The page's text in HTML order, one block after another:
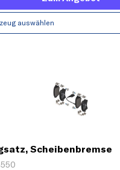
auswählen
Scheibenbremse